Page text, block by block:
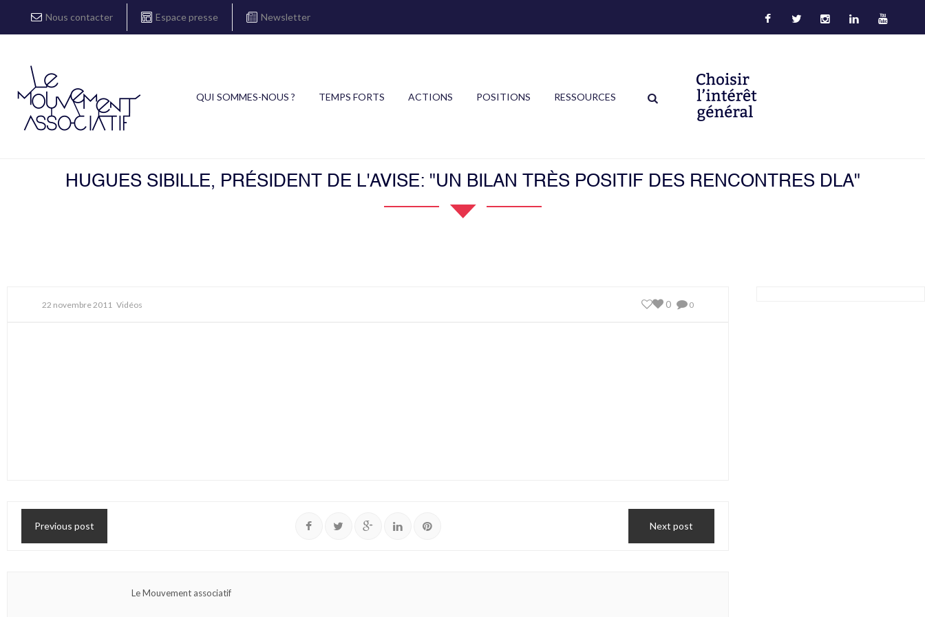
Nous contacter Espace presse Newsletter
QUI SOMMES-NOUS ? TEMPS FORTS ACTIONS POSITIONS RESSOURCES
HUGUES SIBILLE, PRÉSIDENT DE L'AVISE: "UN BILAN TRÈS POSITIF DES RENCONTRES DLA"
22 novembre 2011 Vidéos 0
0
Previous post Next post
Le Mouvement associatif